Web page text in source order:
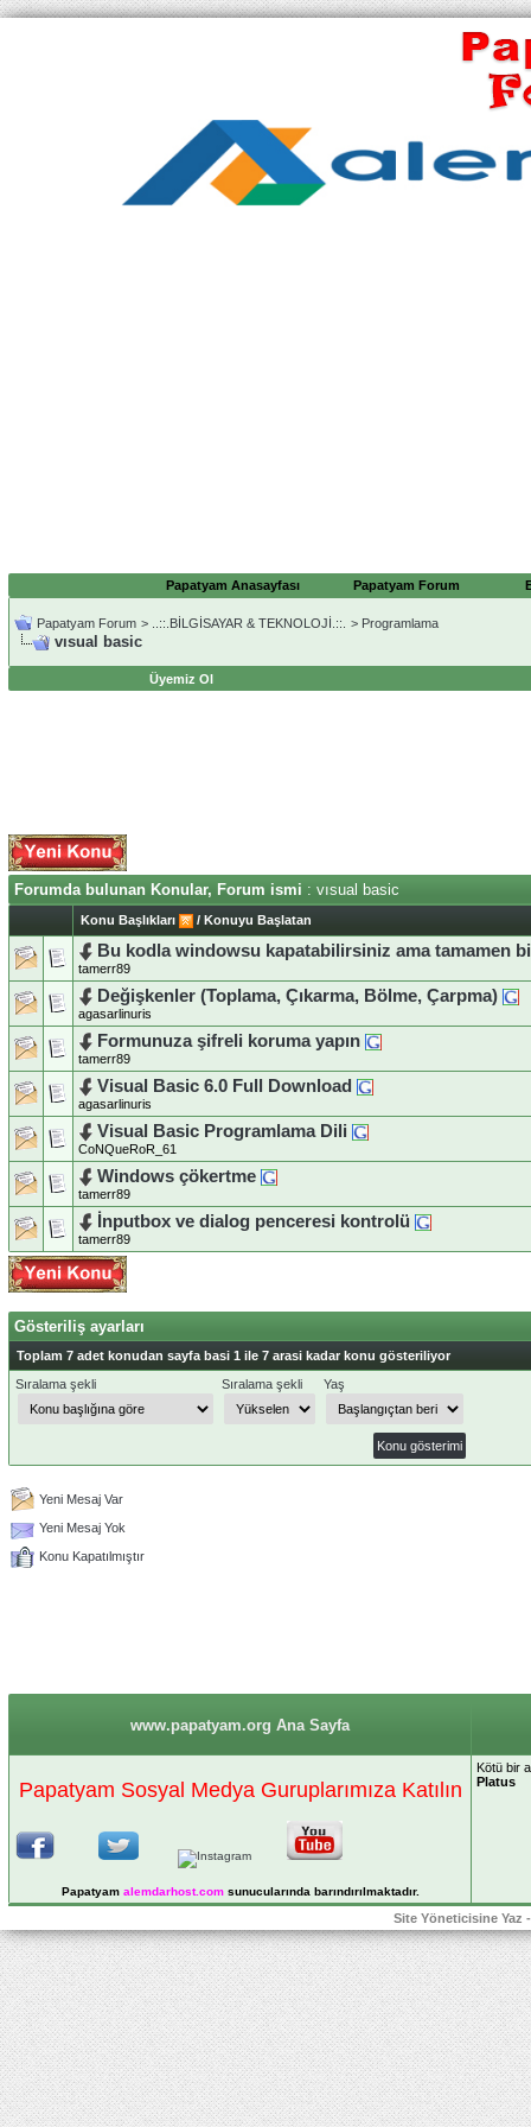
Papatyam Anasayfası Papatyam Forum
Papatyam Forum > ..::.BİLGİSAYAR & TEKNOLOJİ.::. > Programlama
vısual basic
Üyemiz Ol
Forumda bulunan Konular, Forum ismi : vısual basic
Konu Başlıkları / Konuyu Başlatan
Bu kodla windowsu kapatabilirsiniz ama tamamen
tamerr89
Değişkenler (Toplama, Çıkarma, Bölme, Çarpma)
agasarlinuris
Formunuza şifreli koruma yapın
tamerr89
Visual Basic 6.0 Full Download
agasarlinuris
Visual Basic Programlama Dili
CoNQueRoR_61
Windows çökertme
tamerr89
İnputbox ve dialog penceresi kontrolü
tamerr89
Gösteriliş ayarları
Toplam 7 adet konudan sayfa basi 1 ile 7 arasi kadar konu gösteriliyor
Sıralama şekli
Sıralama şekli Yaş
Yeni Mesaj Var
Yeni Mesaj Yok
Konu Kapatılmıştır
www.papatyam.org Ana Sayfa
Papatyam Sosyal Medya Guruplarımıza Katılın
Papatyam alemdarhost.comsunucularında barındırılmaktadır.
Kötü bir
Platus
Site Yöneticisine Yaz